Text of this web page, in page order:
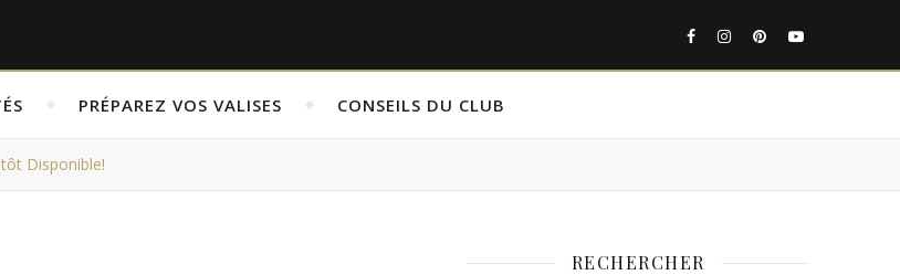
PRÉPAREZ VOS VALISES CONSEILS DU CLUB
Disponible!
RECHERCHER